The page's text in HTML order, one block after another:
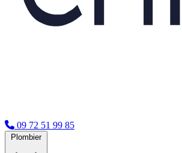
09 72 51 99 85
Plombier